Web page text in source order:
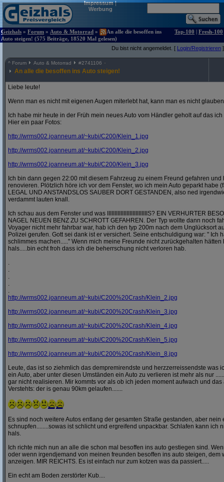
Impressum|
Werbung
Geizhals » Forum » Auto & Motorrad »
An alle die besoffen ins
Auto steigen! (575 Beiträge, 18520 Mal gelesen)
Top-100 | Fresh-100
Du bist nicht angemeldet. [ Login/Registrieren ]
^ Forum Auto & Motorrad #2741106
An alle die besoffen ins Auto steigen!
Liebe leute!
Wenn man es nicht mit eigenen Augen miterlebt hat, kann man es nicht
Ich habe mir heute in der Früh mein neues Auto vom Händler geholt auf das
Hier ein paar Fotos:
http://wrms002.joanneum.at/~kubi/C200/Klein_1.jpg
http://wrms002.joanneum.at/~kubi/C200/Klein_2.jpg
http://wrms002.joanneum.at/~kubi/C200/Klein_3.jpg
Ich bin dann gegen 22:00 mit diesem Fahrzeug zu einem Freund gefahren
renovieren. Plötzlich höre ich vor dem Fenster, wo ich mein Auto geparkt habe
LEGAL UND ANSTANDSLOS SAUBER DORT GESTANDEN, also ned
verdammt lauten knall.
Ich schau aus dem Fenster und was IIIIIIIIIIIIIIIIIIIIIIIIIIIS? EIN VERHURTER
NAGEL NEUEN BENZ ZU SCHROTT GEFAHREN. Der Typ wollte dann noch
Voyager nicht mehr fahrbar war, hab ich den typ 200m nach dem Unglücksort
Polizei gerufen. Gott sei dank ist er versichert. Seine entschuldigung war: " Ich
schlimmes machen....." Wenn mich meine Freunde nicht zurückgehalten
hals.....bin echt froh dass ich die beherrschung nicht verloren hab.
.
.
.
.
.
http://wrms002.joanneum.at/~kubi/C200%20Crash/Klein_2.jpg
http://wrms002.joanneum.at/~kubi/C200%20Crash/Klein_3.jpg
http://wrms002.joanneum.at/~kubi/C200%20Crash/Klein_4.jpg
http://wrms002.joanneum.at/~kubi/C200%20Crash/Klein_5.jpg
http://wrms002.joanneum.at/~kubi/C200%20Crash/Klein_8.jpg
Leute, das ist so ziehmlich das dempremirendste und herzzerreissendste was
ein Auto, aber unter diesen Umständen ein Auto zu verlieren ist mehr als nur
gar nicht realisieren. Mir kommts vor als ob ich jeden moment aufwach und das
Verstehts: der is genau 90km gelaufen.......
Es sind noch weitere Autos entlang der gesamten Straße gestanden, aber nein
schnupfen........sowas ist schlicht und ergreifend unpackbar. Schlafen kann ich
hals.
Ich richte mich nun an alle die schon mal besoffen ins auto gestiegen sind.
oder wenn irgendjemand von meinen freunden besoffen ins auto steigen, dem
anzeigen. MIR REICHTS. Es ist einfach nur zum kotzen was da passiert.....
Ein echt am Boden zerstörter Kub....